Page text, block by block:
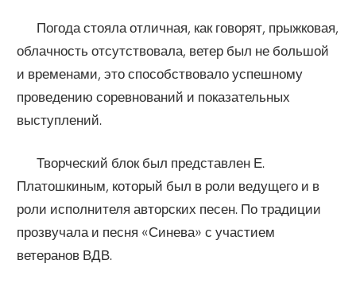
Погода стояла отличная, как говорят, прыжковая,
облачность отсутствовала, ветер был не большой
и временами, это способствовало успешному
проведению соревнований и показательных
выступлений.
Творческий блок был представлен Е.
Платошкиным, который был в роли ведущего и в
роли исполнителя авторских песен. По традиции
прозвучала и песня «Синева» с участием
ветеранов ВДВ.